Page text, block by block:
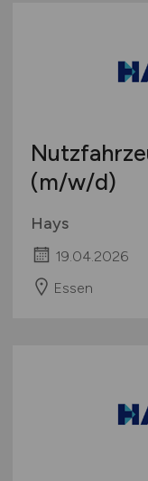
(m/w/d)
Hays
19.04.2026
Essen